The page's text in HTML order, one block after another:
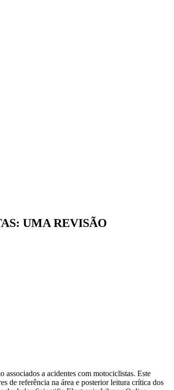
UMA REVISÃO
associados a acidentes com motociclistas. Este
de referência na área e posterior leitura crítica dos